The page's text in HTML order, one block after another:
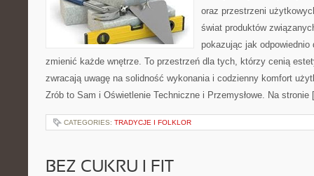
oraz przestrzeni
świat produktów
pokazując jak odpowiednio
zmienić każde wnętrze. To przestrzeń dla tych, którzy cenią
zwracają uwagę na solidność wykonania i codzienny komfort
Zrób to Sam i Oświetlenie Techniczne i Przemysłowe. Na
CATEGORIES: TRADYCJE I FOLKLOR
BEZ CUKRU I FIT